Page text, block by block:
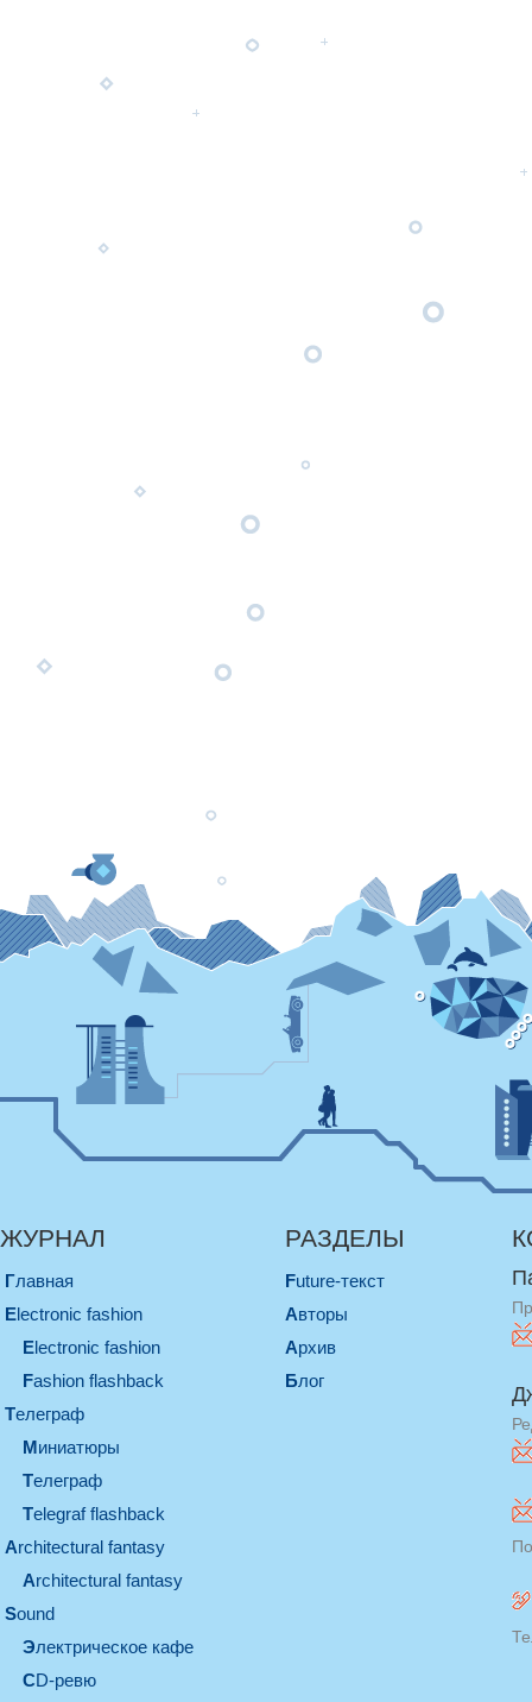
ЖУРНАЛ
Главная
electronic fashion
electronic fashion
Fashion flashback
телеграф
миниатюры
телеграф
Telegraf flashback
architectural fantasy
architectural fantasy
sound
электрическое кафе
CD-ревю
РАЗДЕЛЫ
Future-текст
Авторы
Архив
Блог